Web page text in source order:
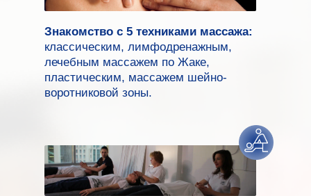
Знакомство с 5 техниками массажа:
классическим, лимфодренажным,
лечебным массажем по Жаке,
пластическим, массажем шейно-
воротниковой зоны.